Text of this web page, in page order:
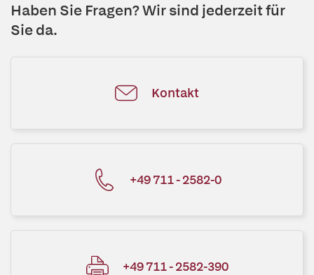
Haben Sie Fragen? Wir sind jederzeit für
Sie da.
Kontakt
+49 711 - 2582-0
+49 711 - 2582-390